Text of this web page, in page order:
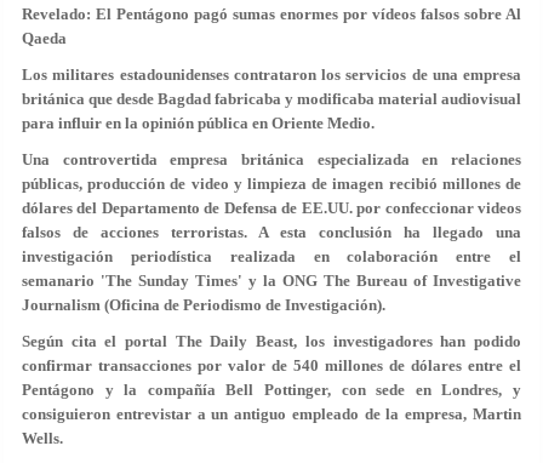
Revelado: El Pentágono pagó sumas enormes por vídeos falsos sobre Al
Qaeda
Los militares estadounidenses contrataron los servicios de una empresa
británica que desde Bagdad fabricaba y modificaba material audiovisual
para influir en la opinión pública en Oriente Medio.
Una controvertida empresa británica especializada en relaciones
públicas, producción de video y limpieza de imagen recibió millones de
dólares del Departamento de Defensa de EE.UU. por confeccionar videos
falsos de acciones terroristas. A esta conclusión ha llegado una
investigación periodística realizada en colaboración entre el
semanario 'The Sunday Times' y la ONG The Bureau of Investigative
Journalism (Oficina de Periodismo de Investigación).
Según cita el portal The Daily Beast, los investigadores han podido
confirmar transacciones por valor de 540 millones de dólares entre el
Pentágono y la compañía Bell Pottinger, con sede en Londres, y
consiguieron entrevistar a un antiguo empleado de la empresa, Martin
Wells.